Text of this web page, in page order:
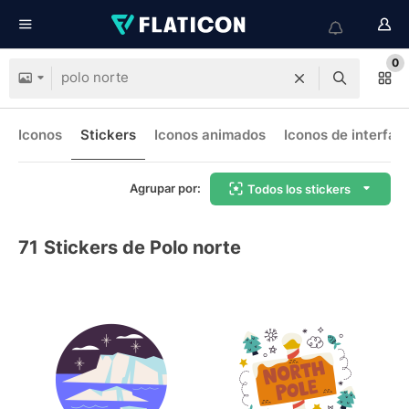
0
Iconos Stickers Iconos animados Iconos de interfaz
Agrupar por: Todos los stickers
71 Stickers de Polo norte